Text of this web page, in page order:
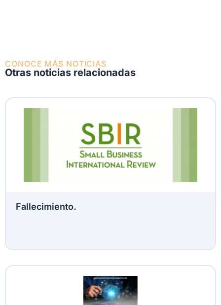
CONOCE MÁS NOTICIAS
Otras noticias relacionadas
Fallecimiento.